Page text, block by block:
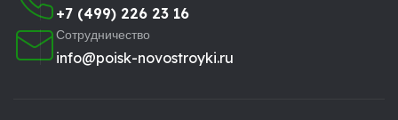
+7 (499) 226 23 16
Сотрудничество
info@poisk-novostroyki.ru